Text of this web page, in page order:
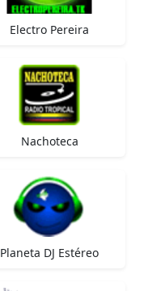
Electro Pereira
Nachoteca
Planeta DJ Estéreo